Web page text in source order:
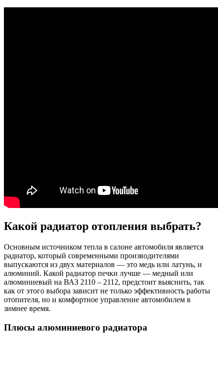
Какой радиатор отопления выбрать?
Основным источником тепла в салоне автомобиля является
радиатор, который современными производителями
выпускаются из двух материалов — это медь или латунь, и
алюминий. Какой радиатор печки лучше — медный или
алюминиевый на ВАЗ 2110 – 2112, предстоит выяснить, так
как от этого выбора зависит не только эффективность работы
отопителя, но и комфортное управление автомобилем в
зимнее время.
Плюсы алюминиевого радиатора